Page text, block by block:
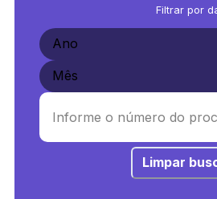
Filtrar por
Limpar